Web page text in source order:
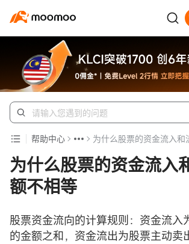
帮助中心 为什么股票的资金流入和
为什么股票的资金流入
额不相等
股票资金流向的计算规则：资金流入
的金额之和，资金流出为股票主动卖